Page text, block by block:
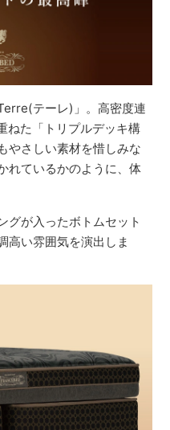
テーレ)」。高密度連
ねた「トリプルデッキ構
やさしい素材を惜しみな
れているかのように、体
グが入ったボトムセット
高い雰囲気を演出しま